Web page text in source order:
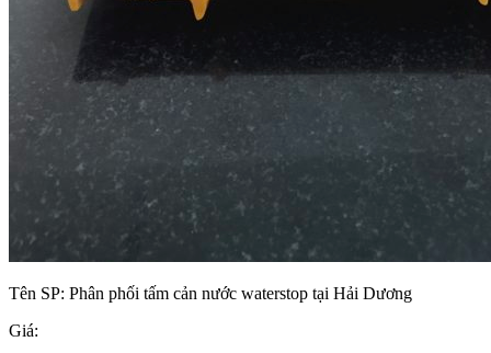
Tên SP: Phân phối tấm cản nước waterstop tại Hải Dương
Giá: